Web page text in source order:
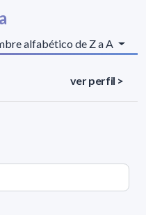
alfabético de Z a A
ver perfil >